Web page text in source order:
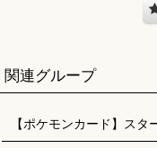
関連グループ
【ポケモンカード】スタ